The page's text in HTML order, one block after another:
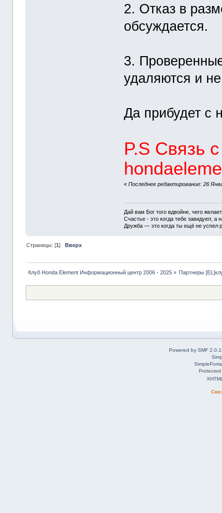
2. Отказ в
обсуждается.
3.
удаляются и
Да прибудет с
P.S Связь
«Последнее редактирование: 26
Дай вам Бог того вдвойне, чего
Счастье - это когда тебе завидуют, а
Дружба — это когда ты ещё не успел
Страницы: [1] Вверх
Клуб Honda Element Информационный центр 2006 - 2025» Партнеры
Powered by SMF